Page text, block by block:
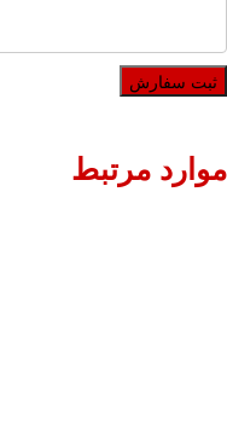
موارد مرتبط